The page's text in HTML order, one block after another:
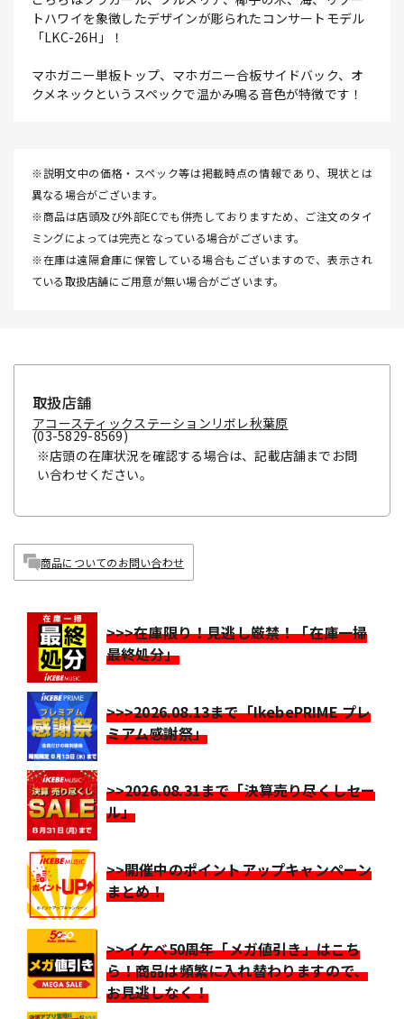
トハワイを象徴したデザインが彫られたコンサートモデル
「LKC-26H」！
マホガニー単板トップ、マホガニー合板サイドバック、オ
クメネックというスペックで温かみ鳴る音色が特徴です！
※説明文中の価格・スペック等は掲載時点の情報であり、現状とは
異なる場合がございます。
※商品は店頭及び外部ECでも併売しておりますため、ご注文のタイ
ミングによっては完売となっている場合がございます。
※在庫は遠隔倉庫に保管している場合もございますので、表示され
ている取扱店舗にご用意が無い場合がございます。
取扱店舗
アコースティックステーションリボレ秋葉原
(03-5829-8569)
※店頭の在庫状況を確認する場合は、記載店舗までお問
い合わせください。
商品についてのお問い合わせ
>>>在庫限り！見逃し厳禁！「在庫一掃
最終処分」
>>>2026.08.13まで「IkebePRIME プレ
ミアム感謝祭」
>>2026.08.31まで「決算売り尽くしセー
ル」
>>開催中のポイントアップキャンペーン
まとめ！
>>イケベ50周年「メガ値引き」はこち
ら！商品は頻繁に入れ替わりますので、
お見逃しなく！